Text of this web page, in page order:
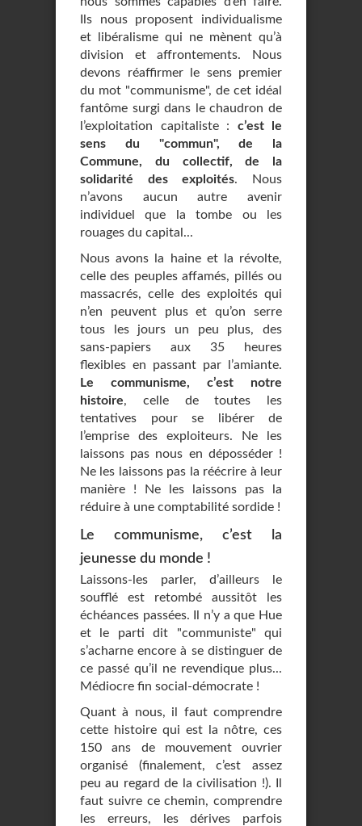
Ils nous proposent individualisme
et libéralisme qui ne mènent qu’à
division et affrontements. Nous
devons réaffirmer le sens premier
du mot "communisme", de cet idéal
fantôme surgi dans le chaudron de
l’exploitation capitaliste : c’est le
sens du "commun", de la
Commune, du collectif, de la
solidarité des exploités. Nous
n’avons aucun autre avenir
individuel que la tombe ou les
rouages du capital...
Nous avons la haine et la révolte,
celle des peuples affamés, pillés ou
massacrés, celle des exploités qui
n’en peuvent plus et qu’on serre
tous les jours un peu plus, des
sans-papiers aux 35 heures
flexibles en passant par l’amiante.
Le communisme, c’est notre
histoire, celle de toutes les
tentatives pour se libérer de
l’emprise des exploiteurs. Ne les
laissons pas nous en déposséder !
Ne les laissons pas la réécrire à leur
manière ! Ne les laissons pas la
réduire à une comptabilité sordide !
Le communisme, c’est la
jeunesse du monde !
Laissons-les parler, d’ailleurs le
soufflé est retombé aussitôt les
échéances passées. Il n’y a que Hue
et le parti dit "communiste" qui
s’acharne encore à se distinguer de
ce passé qu’il ne revendique plus...
Médiocre fin social-démocrate !
Quant à nous, il faut comprendre
cette histoire qui est la nôtre, ces
150 ans de mouvement ouvrier
organisé (finalement, c’est assez
peu au regard de la civilisation !). Il
faut suivre ce chemin, comprendre
les erreurs, les dérives parfois